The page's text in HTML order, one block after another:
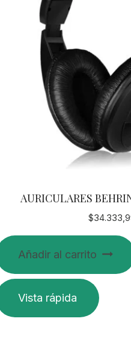
AURICULARES
$
Añadir al carrito
Vista rápida